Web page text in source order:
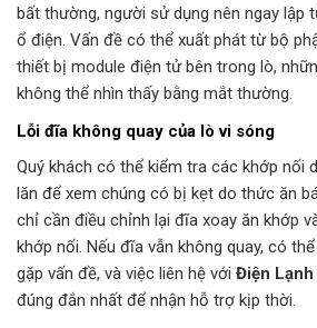
bất thường, người sử dụng nên ngay lập
ổ điện. Vấn đề có thể xuất phát từ bộ
thiết bị module điện tử bên trong lò,
không thể nhìn thấy bằng mắt thường.
Lỗi đĩa không quay của lò vi sóng
Quý khách có thể kiểm tra các khớp nối
lăn để xem chúng có bị kẹt do thức ăn
chỉ cần điều chỉnh lại đĩa xoay ăn khớp
khớp nối. Nếu đĩa vẫn không quay, có
gặp vấn đề, và việc liên hệ với Điện
đúng đắn nhất để nhận hỗ trợ kịp thời.